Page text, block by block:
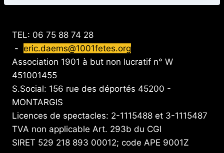
TEL: 06 75 88 74 28
- eric.daems@1001fetes.org
Association 1901 à but non lucratif n° W
451001455
S.Social: 156 rue des déportés 45200 -
MONTARGIS
Licences de spectacles: 2-1115488 et 3-1115487
TVA non applicable Art. 293b du CGI
SIRET 529 218 893 00012; code APE 9001Z